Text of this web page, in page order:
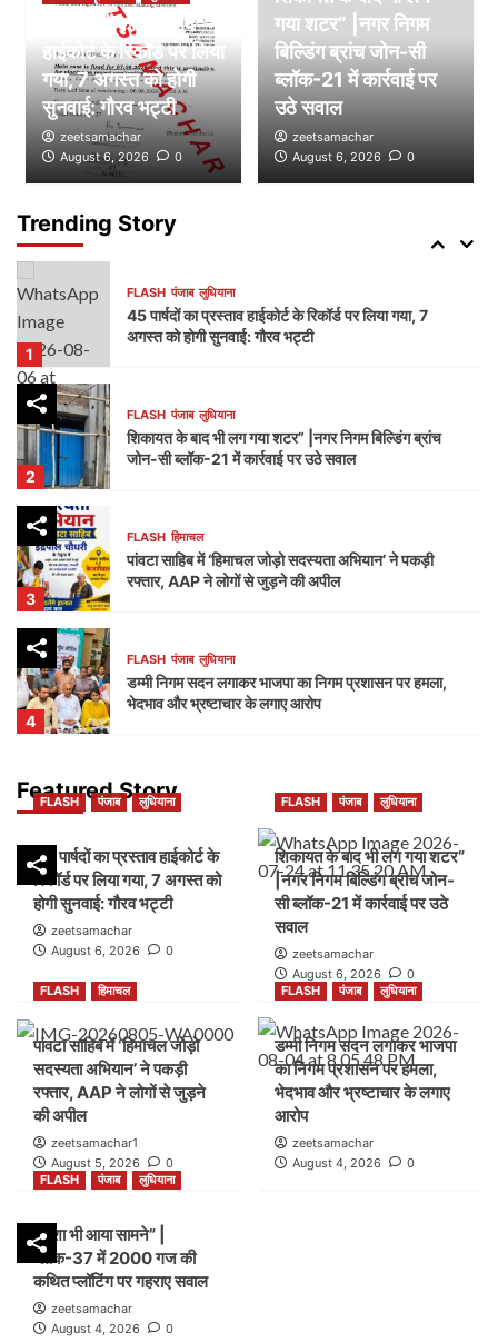
45 पार्षदों का प्रस्ताव
हाईकोर्ट के रिकॉर्ड पर लिया
गया, 7 अगस्त को होगी
सुनवाई: गौरव भट्टी
zeetsamachar
August 6, 2026
0
गया शटर” |नगर निगम
बिल्डिंग ब्रांच जोन-सी
ब्लॉक-21 में कार्रवाई पर
उठे सवाल
zeetsamachar
August 6, 2026
0
Trending Story
FLASH पंजाब लुधियाना
डम्मी निगम सदन लगाकर भाजपा का निगम प्रशासन पर हमला,
भेदभाव और भ्रष्टाचार के लगाए आरोप
5
FLASH लुधियाना
प्लॉटिंग पर गहराए सवाल
1
FLASH पंजाब लुधियाना
45 पार्षदों का प्रस्ताव हाईकोर्ट के रिकॉर्ड पर लिया गया, 7
अगस्त को होगी सुनवाई: गौरव भट्टी
2
FLASH पंजाब लुधियाना
शिकायत के बाद भी लग गया शटर” |नगर निगम बिल्डिंग ब्रांच
जोन-सी ब्लॉक-21 में कार्रवाई पर उठे सवाल
3
FLASH हिमाचल
पांवटा साहिब में ‘हिमाचल जोड़ो सदस्यता अभियान’ ने पकड़ी
रफ्तार, AAP ने लोगों से जुड़ने की अपील
4
FLASH पंजाब लुधियाना
डम्मी निगम सदन लगाकर भाजपा का निगम प्रशासन पर हमला,
भेदभाव और भ्रष्टाचार के लगाए आरोप
5
FLASH
नक्शा भी आया सामने” | ब्लॉक-37 में 2000 गज की कथित
FLASH पंजाब
45 पार्षदों का प्रस्ताव हाईकोर्ट के रिकॉर्ड पर लिया गया, 7
अगस्त को होगी सुनवाई: गौरव भट्टी
2
FLASH पंजाब लुधियाना
शिकायत के बाद भी लग गया शटर” |नगर निगम बिल्डिंग ब्रांच
जोन-सी ब्लॉक-21 में कार्रवाई पर उठे सवाल
FLASH
पांवटा साहिब में ‘हिमाचल जोड़ो सदस्यता अभियान’ ने पकड़ी
रफ्तार, AAP ने लोगों से जुड़ने की अपील
4
FLASH
डम्मी निगम सदन लगाकर भाजपा का निगम प्रशासन पर हमला,
भेदभाव और भ्रष्टाचार के लगाए आरोप
Featured Story
FLASH पंजाब लुधियाना
45 पार्षदों का प्रस्ताव हाईकोर्ट के
रिकॉर्ड पर लिया गया, 7 अगस्त को
होगी सुनवाई: गौरव भट्टी
zeetsamachar
August 6, 2026
0
FLASH पंजाब लुधियाना
शिकायत के बाद भी लग गया शटर”
|नगर निगम बिल्डिंग ब्रांच जोन-
सी ब्लॉक-21 में कार्रवाई पर उठे
सवाल
zeetsamachar
August 6, 2026
0
FLASH
हिमाचल
पांवटा साहिब में ‘हिमाचल जोड़ो
सदस्यता अभियान’ ने पकड़ी
रफ्तार, AAP ने लोगों से जुड़ने
की अपील
zeetsamachar1
August 5, 2026
0
FLASH पंजाब लुधियाना
डम्मी निगम सदन लगाकर भाजपा
का निगम प्रशासन पर हमला,
भेदभाव और भ्रष्टाचार के लगाए
आरोप
zeetsamachar
August 4, 2026
0
FLASH
पंजाब लुधियाना
नक्शा भी आया सामने” |
ब्लॉक-37 में 2000 गज की
कथित प्लॉटिंग पर गहराए सवाल
zeetsamachar
August 4, 2026
0